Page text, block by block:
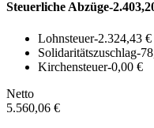
Steuerliche Abzüge-
Lohnsteuer-2.324,43 €
Solidaritätszuschlag-
Kirchensteuer-0,00 €
Netto
5.560,06 €